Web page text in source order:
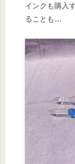
インクも購入
ることも…